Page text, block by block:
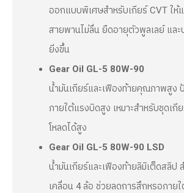
ออกแบบพิเศษสำหรับเกียร์ CVT ให้
สายพานไม่ลื่น ยืดอายุตัวพูลเลย์ และ
ยิ่งขึ้น
Gear Oil GL-5 80W-90
น้ำมันเกียร์และเฟืองท้ายคุณภาพสูง
ภายใต้แรงบิดสูง เหมาะสำหรับชุดเกี
โหลดได้สูง
Gear Oil GL-5 80W-90 LSD
น้ำมันเกียร์และเฟืองท้ายลิมิเต็ดสลิป
เคลื่อน 4 ล้อ ช่วยลดการสึกหรอภาย